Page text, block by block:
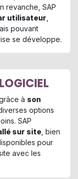
revanche, SAP
utilisateur,
pouvant
se développe.
à son
options
SAP
sur site, bien
pour
avec les